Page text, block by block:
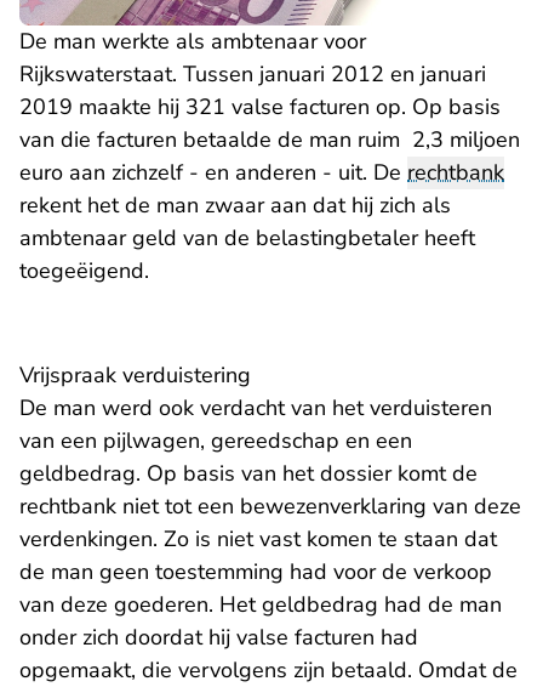
De man werkte als ambtenaar voor
Rijkswaterstaat. Tussen januari 2012 en januari
2019 maakte hij 321 valse facturen op. Op basis
van die facturen betaalde de man ruim 2,3 miljoen
euro aan zichzelf - en anderen - uit. De rechtbank
rekent het de man zwaar aan dat hij zich als
ambtenaar geld van de belastingbetaler heeft
toegeëigend.
Vrijspraak verduistering
De man werd ook verdacht van het verduisteren
van een pijlwagen, gereedschap en een
geldbedrag. Op basis van het dossier komt de
rechtbank niet tot een bewezenverklaring van deze
verdenkingen. Zo is niet vast komen te staan dat
de man geen toestemming had voor de verkoop
van deze goederen. Het geldbedrag had de man
onder zich doordat hij valse facturen had
opgemaakt, die vervolgens zijn betaald. Omdat de